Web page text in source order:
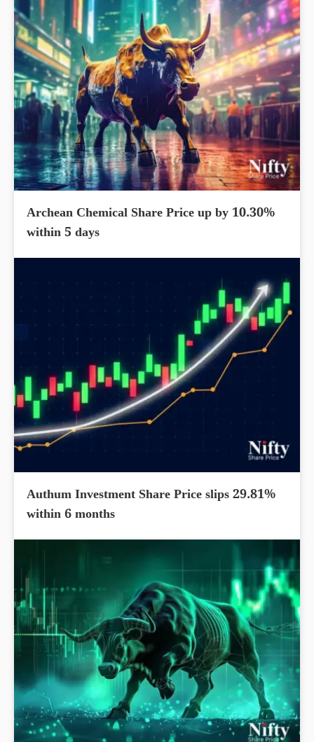
Archean Chemical Share Price up by 10.30%
within 5 days
Authum Investment Share Price slips 29.81%
within 6 months